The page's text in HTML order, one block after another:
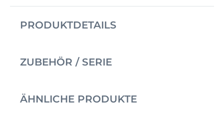
PRODUKTDETAILS
ZUBEHÖR / SERIE
ÄHNLICHE PRODUKTE